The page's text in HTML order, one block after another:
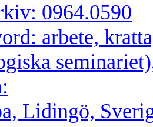
0964.0590
arbete,
Lidingö,